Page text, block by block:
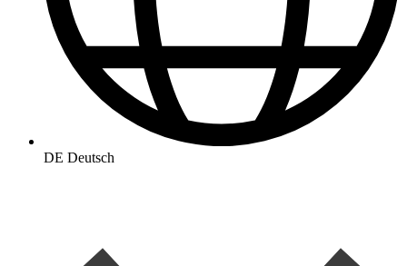
DE Deutsch